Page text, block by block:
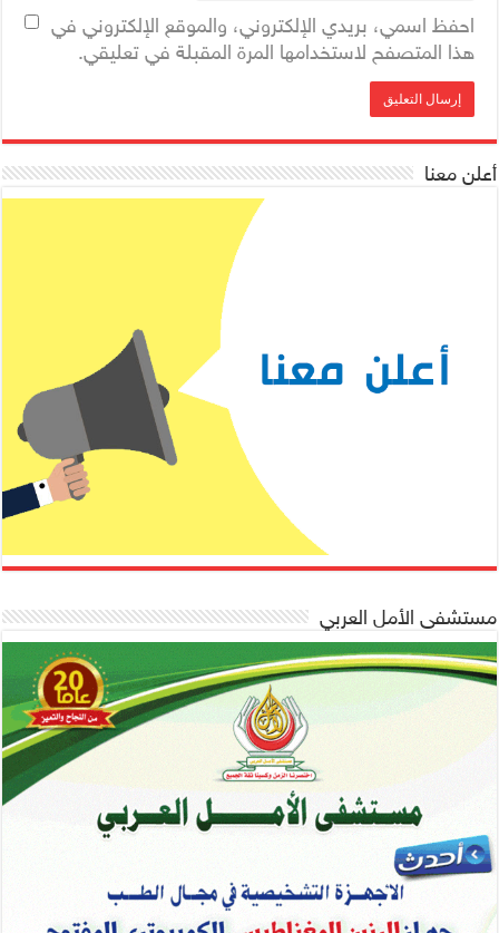
احفظ اسمي، بريدي الإلكتروني، والموقع الإلكتروني في
هذا المتصفح لاستخدامها المرة المقبلة في تعليقي.
أعلن معنا
مستشفى الأمل العربي